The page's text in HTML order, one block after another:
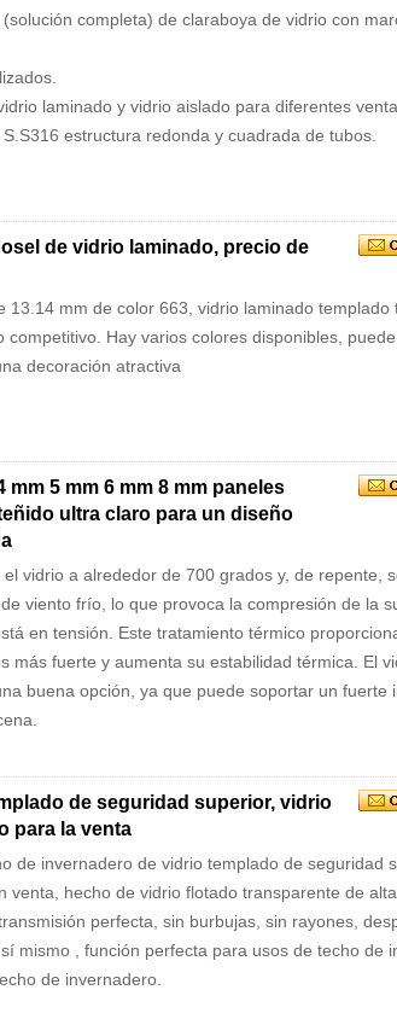
completa) de claraboya de vidrio con
laminado y vidrio aislado para diferentes
estructura redonda y cuadrada de tubos.
de vidrio laminado, precio de
13.14 mm de color 663, vidrio laminado templado
Hay varios colores disponibles,
decoración atractiva
5 mm 6 mm 8 mm paneles
ultra claro para un diseño
vidrio a alrededor de 700 grados y, de repente,
viento frío, lo que provoca la compresión de la
en tensión. Este tratamiento térmico
más fuerte y aumenta su estabilidad térmica. El
buena opción, ya que puede soportar un fuerte
de seguridad superior, vidrio
para la venta
de invernadero de vidrio templado de seguridad
hecho de vidrio flotado transparente de alta
perfecta, sin burbujas, sin rayones,
mismo , función perfecta para usos de techo de
de invernadero.